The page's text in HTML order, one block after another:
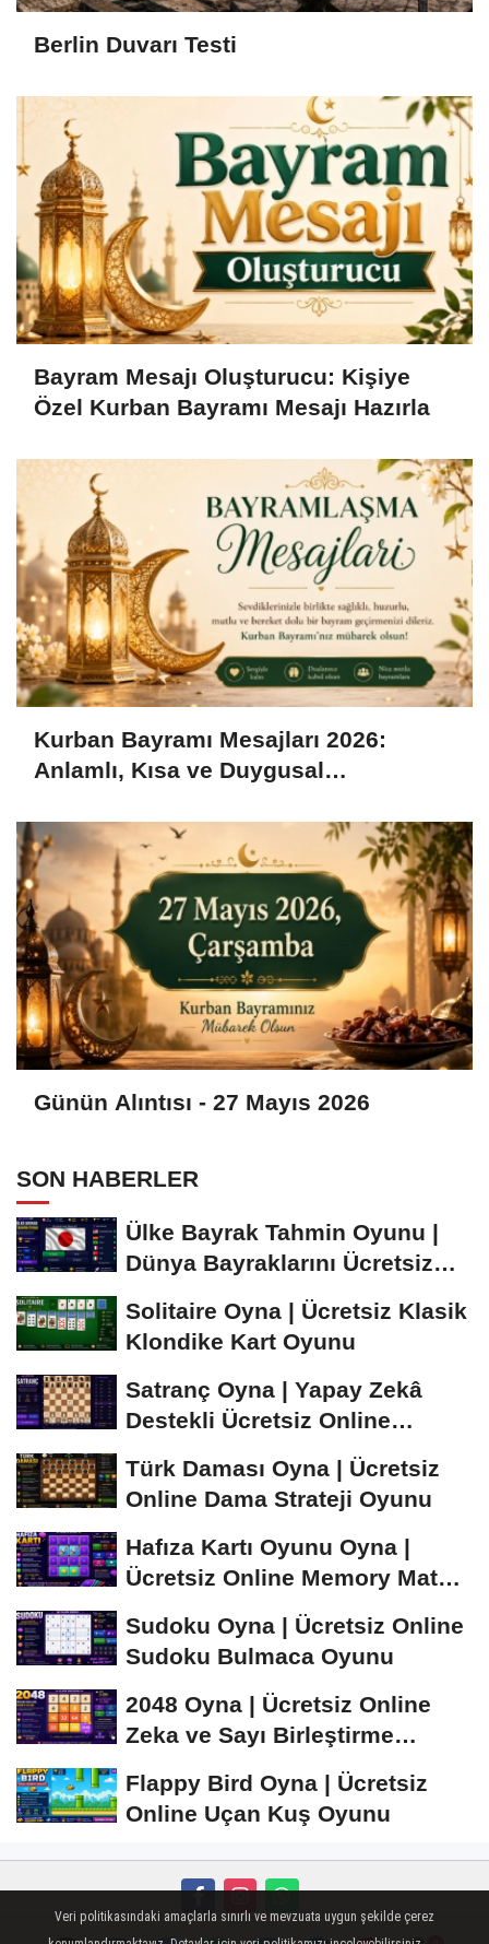
Berlin Duvarı Testi
Bayram Mesajı Oluşturucu: Kişiye
Özel Kurban Bayramı Mesajı Hazırla
Kurban Bayramı Mesajları 2026:
Anlamlı, Kısa ve Duygusal
Günün Alıntısı - 27 Mayıs 2026
SON HABERLER
Ülke Bayrak Tahmin Oyunu |
Dünya Bayraklarını Ücretsiz
Solitaire Oyna | Ücretsiz Klasik
Klondike Kart Oyunu
Satranç Oyna | Yapay Zekâ
Destekli Ücretsiz Online
Türk Daması Oyna | Ücretsiz
Online Dama Strateji Oyunu
Hafıza Kartı Oyunu Oyna |
Ücretsiz Online Memory Match
Sudoku Oyna | Ücretsiz Online
Sudoku Bulmaca Oyunu
2048 Oyna | Ücretsiz Online
Zeka ve Sayı Birleştirme
Flappy Bird Oyna | Ücretsiz
Online Uçan Kuş Oyunu
Veri politikasındaki amaçlarla sınırlı ve mevzuata uygun şekilde çerez